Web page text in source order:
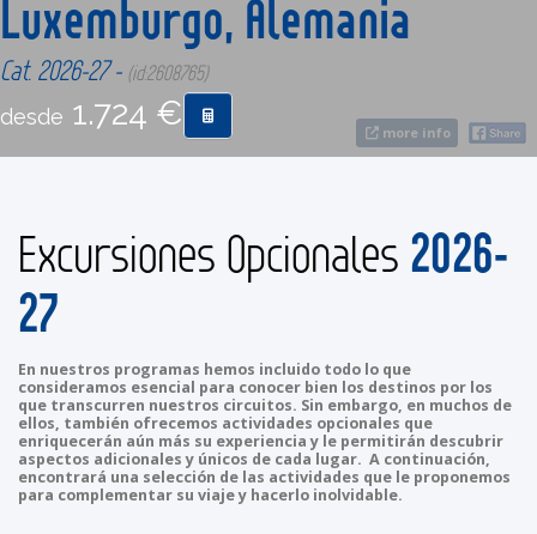
CONTACTO
more info
Luxemburgo, Alemania
Cat. 2026-27 - (id:2608765)
desde 1.724 €
Excursiones Opcionales 2026-
27
En nuestros programas hemos incluido todo lo que
consideramos esencial para conocer bien los destinos por los
que transcurren nuestros circuitos. Sin embargo, en muchos de
ellos, también ofrecemos actividades opcionales que
enriquecerán aún más su experiencia y le permitirán descubrir
aspectos adicionales y únicos de cada lugar. A continuación,
encontrará una selección de las actividades que le proponemos
para complementar su viaje y hacerlo inolvidable.